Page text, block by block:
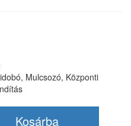
Mulcsozó, Központi